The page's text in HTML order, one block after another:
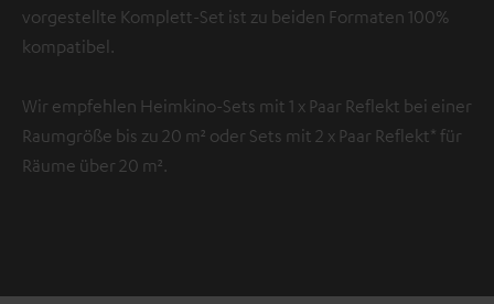
vorgestellte Komplett-Set ist zu beiden Formaten 100%
kompatibel.
Wir empfehlen Heimkino-Sets mit 1 x Paar Reflekt bei einer
Raumgröße bis zu 20 m² oder Sets mit 2 x Paar Reflekt* für
Räume über 20 m².